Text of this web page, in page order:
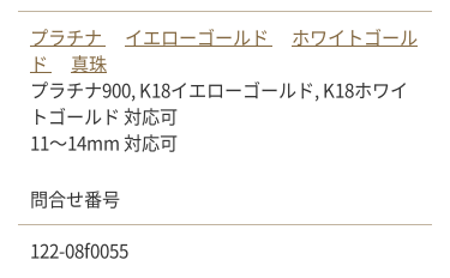
プラチナ
イエローゴールド
ホワイトゴール
ド
真珠
プラチナ900, K18イエローゴールド, K18ホワイ
トゴールド 対応可
11〜14mm 対応可
問合せ番号
122-08f0055